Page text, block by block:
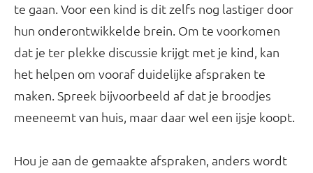
te gaan. Voor een kind is dit zelfs nog lastiger door
hun onderontwikkelde brein. Om te voorkomen
dat je ter plekke discussie krijgt met je kind, kan
het helpen om vooraf duidelijke afspraken te
maken. Spreek bijvoorbeeld af dat je broodjes
meeneemt van huis, maar daar wel een ijsje koopt.
Hou je aan de gemaakte afspraken, anders wordt